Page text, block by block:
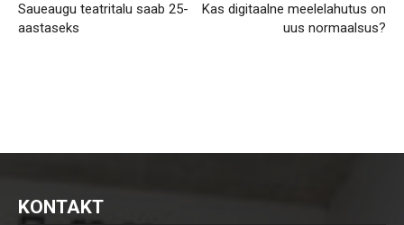
Saueaugu teatritalu saab 25-
aastaseks
Kas digitaalne meelelahutus on
uus normaalsus?
KONTAKT